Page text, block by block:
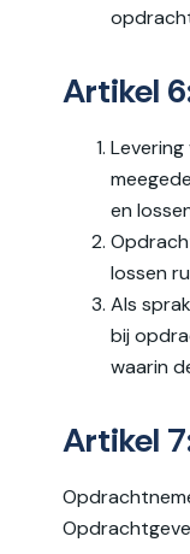
Artikel
en
lossen
Als
bij
waarin
Artikel